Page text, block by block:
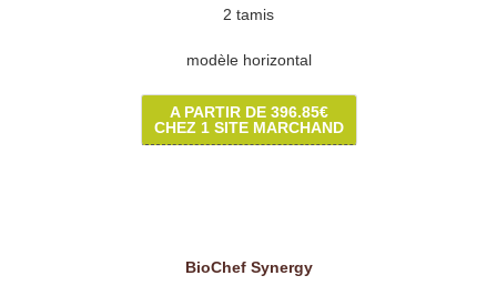
2 tamis
modèle horizontal
A PARTIR DE 396.85€
CHEZ 1 SITE MARCHAND
BioChef Synergy